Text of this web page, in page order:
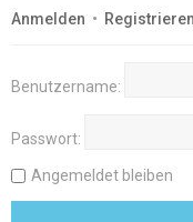
Anmelden • Registrieren
Benutzername:
Passwort:
Angemeldet bleiben